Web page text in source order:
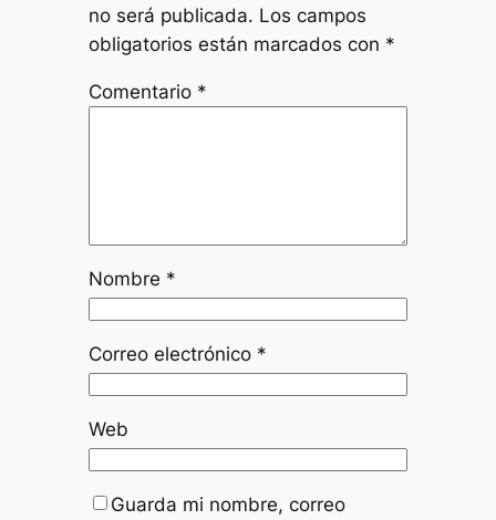
no será publicada. Los campos
obligatorios están marcados con *
Comentario *
Nombre *
Correo electrónico *
Web
Guarda mi nombre, correo